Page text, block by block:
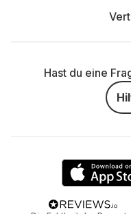
Hast du eine